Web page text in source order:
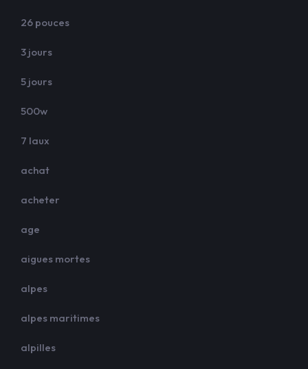
26 pouces
3 jours
5 jours
500w
7 laux
achat
acheter
age
aigues mortes
alpes
alpes maritimes
alpilles